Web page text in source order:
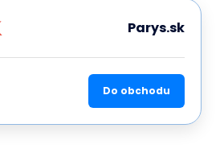
Parys.sk
Do obchodu